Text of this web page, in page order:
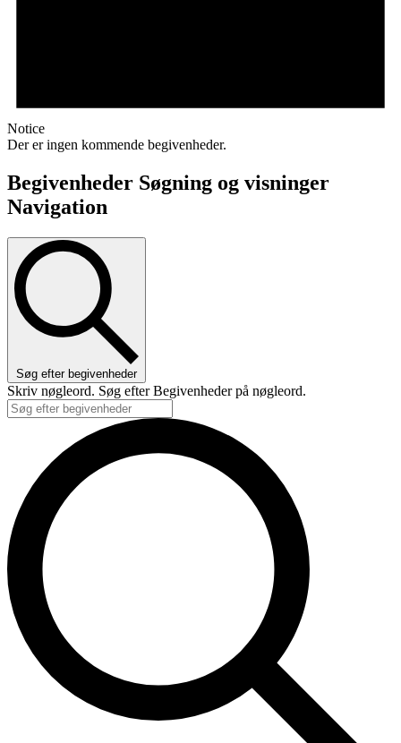
Notice
Der er ingen kommende begivenheder.
Begivenheder Søgning og visninger
Navigation
Søg efter begivenheder
Skriv nøgleord. Søg efter Begivenheder på nøgleord.